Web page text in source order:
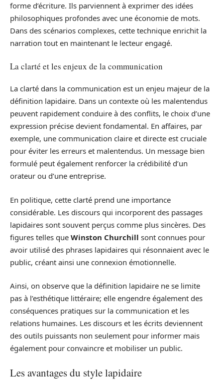
forme d’écriture. Ils parviennent à exprimer des idées
philosophiques profondes avec une économie de mots.
Dans des scénarios complexes, cette technique enrichit la
narration tout en maintenant le lecteur engagé.
La clarté et les enjeux de la communication
La clarté dans la communication est un enjeu majeur de la
définition lapidaire. Dans un contexte où les malentendus
peuvent rapidement conduire à des conflits, le choix d’une
expression précise devient fondamental. En affaires, par
exemple, une communication claire et directe est cruciale
pour éviter les erreurs et malentendus. Un message bien
formulé peut également renforcer la crédibilité d’un
orateur ou d’une entreprise.
En politique, cette clarté prend une importance
considérable. Les discours qui incorporent des passages
lapidaires sont souvent perçus comme plus sincères. Des
figures telles que Winston Churchill sont connues pour
avoir utilisé des phrases lapidaires qui résonnaient avec le
public, créant ainsi une connexion émotionnelle.
Ainsi, on observe que la définition lapidaire ne se limite
pas à l’esthétique littéraire; elle engendre également des
conséquences pratiques sur la communication et les
relations humaines. Les discours et les écrits deviennent
des outils puissants non seulement pour informer mais
également pour convaincre et mobiliser un public.
Les avantages du style lapidaire